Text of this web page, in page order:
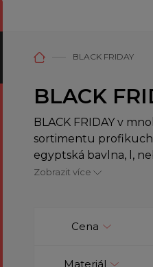
BLACK FRIDAY
BLACK
BLACK FRIDAY v
sortimentu
egyptská bavlna, l,
Zobrazit více
Cena
Materiál